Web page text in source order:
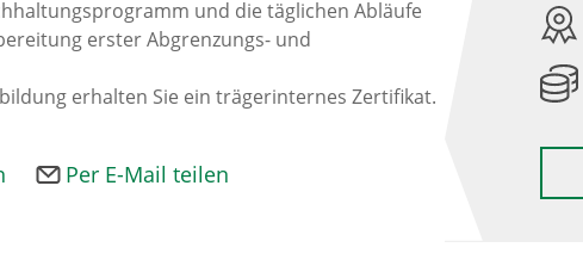
und die täglichen Abläufe
erster Abgrenzungs- und
erhalten Sie ein trägerinternes Zertifikat.
Per E-Mail teilen